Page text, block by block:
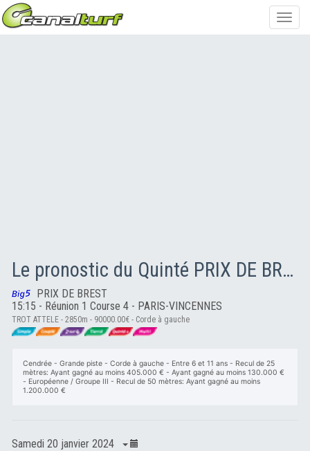
Le pronostic du Quinté PRIX DE BREST
PRIX DE BREST
15:15 - Réunion 1 Course 4 - PARIS-VINCENNES
TROT ATTELE - 2850m - 90000.00€ - Corde à gauche
Cendrée - Grande piste - Corde à gauche - Entre 6 et 11 ans - Recul de 25
mètres: Ayant gagné au moins 405.000 € - Ayant gagné au moins 130.000 €
- Européenne / Groupe III - Recul de 50 mètres: Ayant gagné au moins
1.200.000 €
Samedi 20 janvier 2024